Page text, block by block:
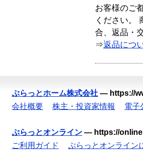
お客様のご
ください。
合、返品・
⇒返品につ
ぷらっとホーム株式会社 — https://
会社概要
株主・投資家情報 電子
ぷらっとオンライン — https://
ご利用ガイド
ぷらっとオンライン